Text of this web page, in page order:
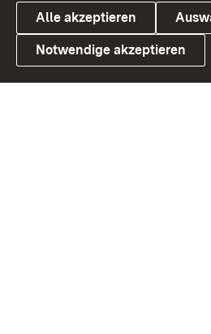
Link zum Landesportal
Alle akzeptieren
Notwendige akzeptieren